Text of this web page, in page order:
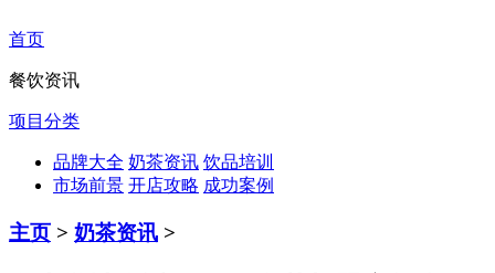
首页
餐饮资讯
项目分类
品牌大全 奶茶资讯 饮品培训
市场前景 开店攻略 成功案例
主页 > 奶茶资讯 >